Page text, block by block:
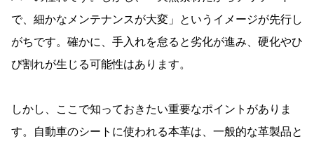
で、細かなメンテナンスが大変」というイメージが先行し
がちです。確かに、手入れを怠ると劣化が進み、硬化やひ
び割れが生じる可能性はあります。
しかし、ここで知っておきたい重要なポイントがありま
す。自動車のシートに使われる本革は、一般的な革製品と